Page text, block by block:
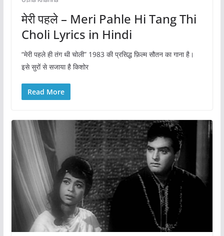
मेरी पहले – Meri Pahle Hi Tang Thi
Choli Lyrics in Hindi
“मेरी पहले ही तंग थी चोली” 1983 की प्रसिद्ध फ़िल्म सौतन का गाना है।
इसे सुरों से सजाया है किशोर
Read More